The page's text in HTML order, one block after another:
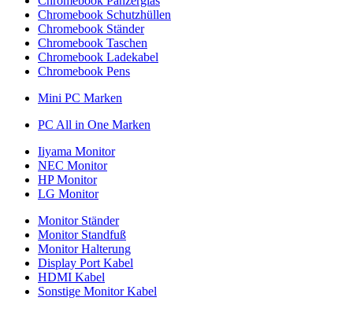
Chromebook Schutzhüllen
Chromebook Ständer
Chromebook Taschen
Chromebook Ladekabel
Chromebook Pens
Mini PC Marken
PC All in One Marken
Iiyama Monitor
NEC Monitor
HP Monitor
LG Monitor
Monitor Ständer
Monitor Standfuß
Monitor Halterung
Display Port Kabel
HDMI Kabel
Sonstige Monitor Kabel